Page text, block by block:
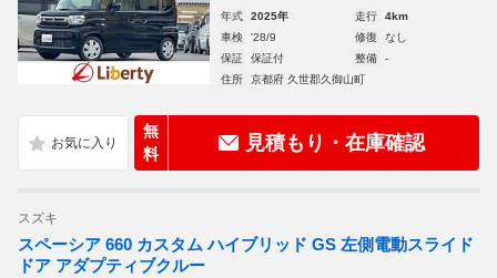
年式 2025年 走行
4km
車検
'28/9 修復
なし
保証
保証付 整備
-
住所
京都府 久世郡久御山町
無
料
見積もり・在庫確認
スズキ
スペーシア 660 カスタム ハイブリッド GS 左側電動スライド
ドア アダプティブクルー